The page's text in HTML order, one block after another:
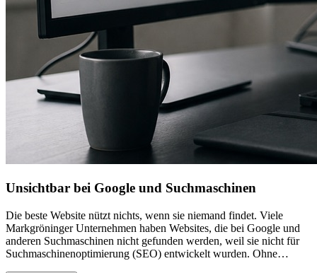
Unsichtbar bei Google und Suchmaschinen
Die beste Website nützt nichts, wenn sie niemand findet. Viele
Markgröninger Unternehmen haben Websites, die bei Google und
anderen Suchmaschinen nicht gefunden werden, weil sie nicht für
Suchmaschinenoptimierung (SEO) entwickelt wurden. Ohne